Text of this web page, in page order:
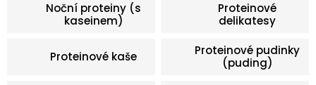
Noční proteiny (s
kaseinem)
Proteinové
delikatesy
Proteinové kaše
Proteinové pudinky
(puding)